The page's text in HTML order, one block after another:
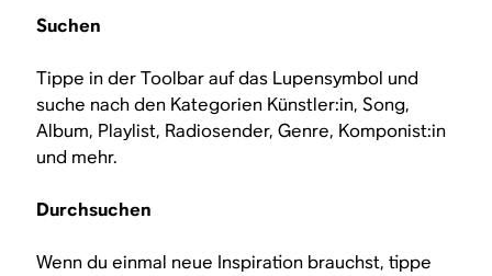
Suchen
Tippe in der Toolbar auf das Lupensymbol und
suche nach den Kategorien Künstler:in, Song,
Album, Playlist, Radiosender, Genre, Komponist:in
und mehr.
Durchsuchen
Wenn du einmal neue Inspiration brauchst, tippe